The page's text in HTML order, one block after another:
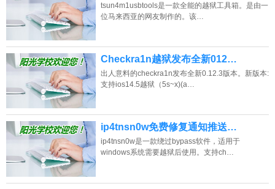
tsun4m1usbtools是一款全能的越狱工具箱。是由一
位马来西亚的网友制作的。该…
Checkra1n越狱发布全新012…
出人意料的checkra1n发布全新0.12.3版本。新版本:
支持ios14.5越狱（5s~x)(a…
ip4tnsn0w免费修复通知推送…
ip4tnsn0w是一款绕过bypass软件，适用于
windows系统需要越狱后使用。支持ch…